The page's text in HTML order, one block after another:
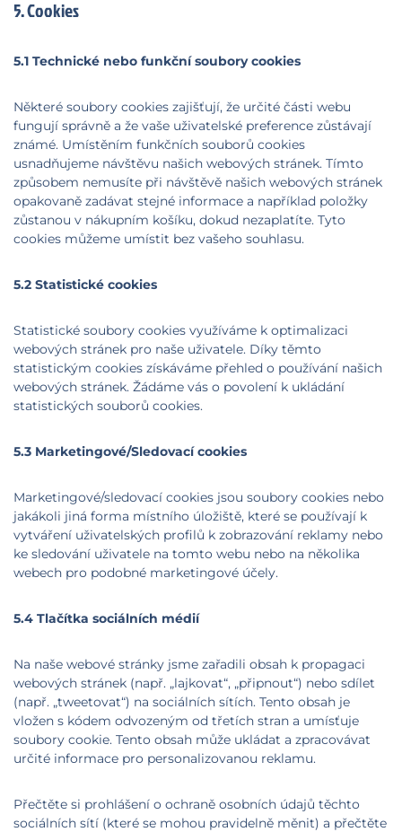
5. Cookies
5.1 Technické nebo funkční soubory cookies
Některé soubory cookies zajišťují, že určité části webu
fungují správně a že vaše uživatelské preference zůstávají
známé. Umístěním funkčních souborů cookies
usnadňujeme návštěvu našich webových stránek. Tímto
způsobem nemusíte při návštěvě našich webových stránek
opakovaně zadávat stejné informace a například položky
zůstanou v nákupním košíku, dokud nezaplatíte. Tyto
cookies můžeme umístit bez vašeho souhlasu.
5.2 Statistické cookies
Statistické soubory cookies využíváme k optimalizaci
webových stránek pro naše uživatele. Díky těmto
statistickým cookies získáváme přehled o používání našich
webových stránek. Žádáme vás o povolení k ukládání
statistických souborů cookies.
5.3 Marketingové/Sledovací cookies
Marketingové/sledovací cookies jsou soubory cookies nebo
jakákoli jiná forma místního úložiště, které se používají k
vytváření uživatelských profilů k zobrazování reklamy nebo
ke sledování uživatele na tomto webu nebo na několika
webech pro podobné marketingové účely.
5.4 Tlačítka sociálních médií
Na naše webové stránky jsme zařadili obsah k propagaci
webových stránek (např. „lajkovat“, „připnout“) nebo sdílet
(např. „tweetovat“) na sociálních sítích. Tento obsah je
vložen s kódem odvozeným od třetích stran a umísťuje
soubory cookie. Tento obsah může ukládat a zpracovávat
určité informace pro personalizovanou reklamu.
Přečtěte si prohlášení o ochraně osobních údajů těchto
sociálních sítí (které se mohou pravidelně měnit) a přečtěte